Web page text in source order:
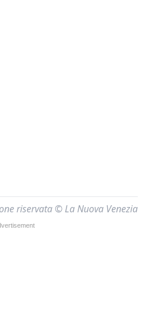
riservata © La Nuova Venezia